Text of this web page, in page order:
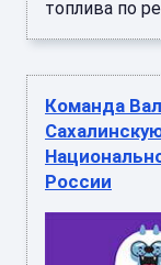
топлива по
Команда
России